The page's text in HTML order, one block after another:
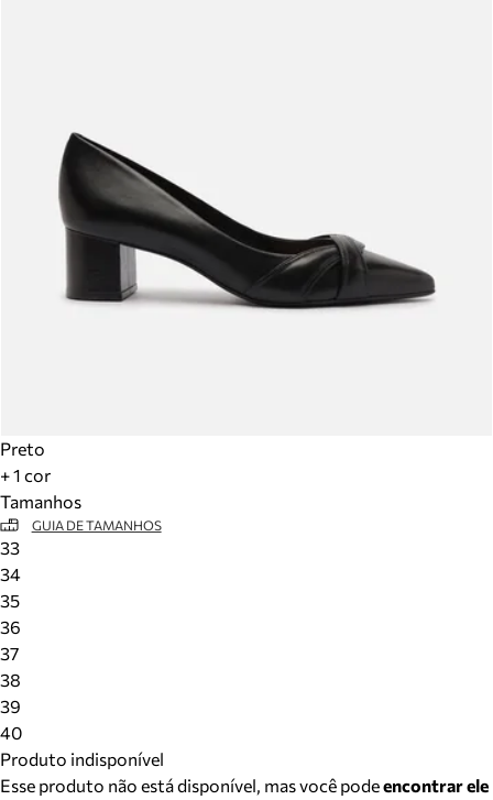
Preto
+ 1 cor
Tamanhos
GUIA DE TAMANHOS
33
34
35
36
37
38
39
40
Produto indisponível
Esse produto não está disponível, mas você podeencontrar ele